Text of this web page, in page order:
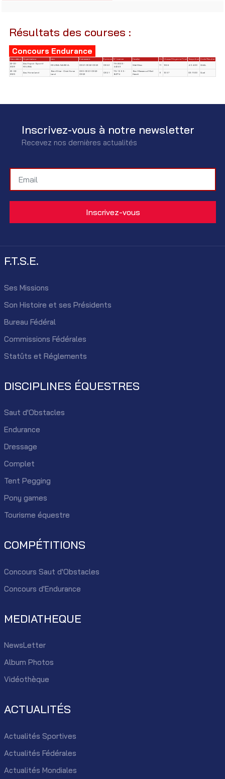
Résultats des courses :
Concours Endurance
Date début Organisateur Lieu Evènement Epreuve N° Licence Cavalier Clt Vitesse Moyenne Final Temps final Code Résultat
22-03-
2026
Ass. Espoir Sportif
KELIBIA
KELIBIA-NABEUL CEQ1-CEQ2-CEQ3 CEQ 2
TN-2005-
44249
Wafi Wiem 11 12.24 4:54:00 QUAL
23-02-
2025
Ass. Horse Land
Béni Khiar- Club Horse
Land
CED-CEQ1-CEQ2-
CEQ3
CEQ 1
TN-1995-
84774
Ben Massaoud Med
Hamdi
6 12.57 03:11:00 Qual
Inscrivez-vous à notre newsletter
Recevez nos dernières actualités
F.T.S.E.
Ses Missions
Son Histoire et ses Présidents
Bureau Fédéral
Commissions Fédérales
Statûts et Réglements
DISCIPLINES ÉQUESTRES
Saut d'Obstacles
Endurance
Dressage
Complet
Tent Pegging
Pony games
Tourisme équestre
COMPÉTITIONS
Concours Saut d'Obstacles
Concours d'Endurance
MEDIATHEQUE
NewsLetter
Album Photos
Vidéothèque
ACTUALITÉS
Actualités Sportives
Actualités Fédérales
Actualités Mondiales